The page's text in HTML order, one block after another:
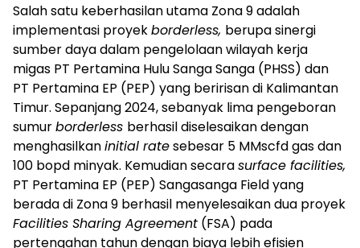
Salah satu keberhasilan utama Zona 9 adalah
implementasi proyekborderless, berupa sinergi
sumber daya dalam pengelolaan wilayah kerja
migas PT Pertamina Hulu Sanga Sanga (PHSS) dan
PT Pertamina EP (PEP) yang beririsan di Kalimantan
Timur. Sepanjang 2024, sebanyak lima pengeboran
sumurborderless berhasil diselesaikan dengan
menghasilkaninitial ratesebesar 5 MMscfd gas dan
100 bopd minyak. Kemudian secarasurface facilities,
PT Pertamina EP (PEP) Sangasanga Field yang
berada di Zona 9 berhasil menyelesaikan dua proyek
Facilities Sharing Agreement (FSA) pada
pertengahan tahun dengan biaya lebih efisien